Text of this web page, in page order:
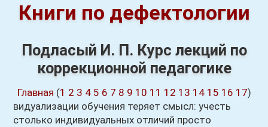
Книги по дефектологии
Подласый И. П. Курс лекций по
коррекционной педагогике
Главная (1 2 3 4 5 6 7 8 9 10 11 12 13 14 15 16 17)
видуализации обучения теряет смысл: учесть
столько индивидуальных отличий просто